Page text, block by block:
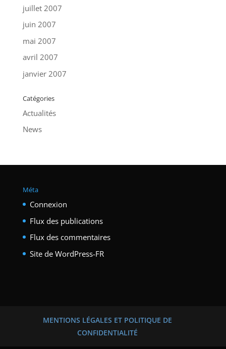
juillet 2007
juin 2007
mai 2007
avril 2007
janvier 2007
Catégories
Actualités
News
Méta
Connexion
Flux des publications
Flux des commentaires
Site de WordPress-FR
MENTIONS LÉGALES ET POLITIQUE DE
CONFIDENTIALITÉ